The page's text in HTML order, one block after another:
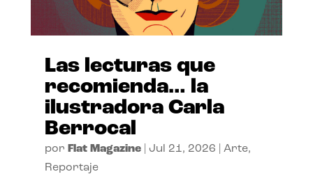
Las lecturas que
recomienda… la
ilustradora Carla
Berrocal
por Flat Magazine| Jul 21, 2026 Arte,
Reportaje